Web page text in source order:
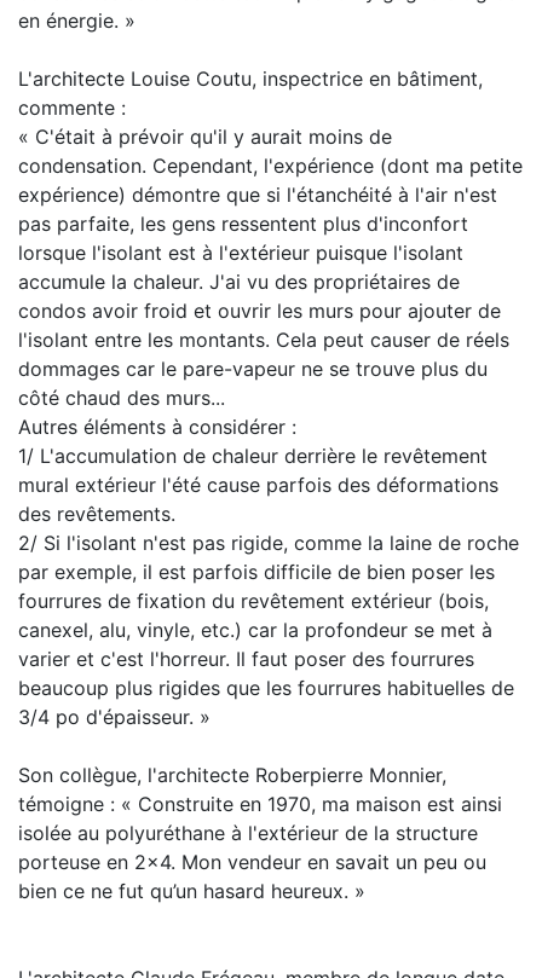
en énergie. »
L'architecte Louise Coutu, inspectrice en bâtiment,
commente :
« C'était à prévoir qu'il y aurait moins de
condensation. Cependant, l'expérience (dont ma petite
expérience) démontre que si l'étanchéité à l'air n'est
pas parfaite, les gens ressentent plus d'inconfort
lorsque l'isolant est à l'extérieur puisque l'isolant
accumule la chaleur. J'ai vu des propriétaires de
condos avoir froid et ouvrir les murs pour ajouter de
l'isolant entre les montants. Cela peut causer de réels
dommages car le pare-vapeur ne se trouve plus du
côté chaud des murs...
Autres éléments à considérer :
1/ L'accumulation de chaleur derrière le revêtement
mural extérieur l'été cause parfois des déformations
des revêtements.
2/ Si l'isolant n'est pas rigide, comme la laine de roche
par exemple, il est parfois difficile de bien poser les
fourrures de fixation du revêtement extérieur (bois,
canexel, alu, vinyle, etc.) car la profondeur se met à
varier et c'est l'horreur. Il faut poser des fourrures
beaucoup plus rigides que les fourrures habituelles de
3/4 po d'épaisseur. »
Son collègue, l'architecte Roberpierre Monnier,
témoigne : « Construite en 1970, ma maison est ainsi
isolée au polyuréthane à l'extérieur de la structure
porteuse en 2x4. Mon vendeur en savait un peu ou
bien ce ne fut qu’un hasard heureux. »